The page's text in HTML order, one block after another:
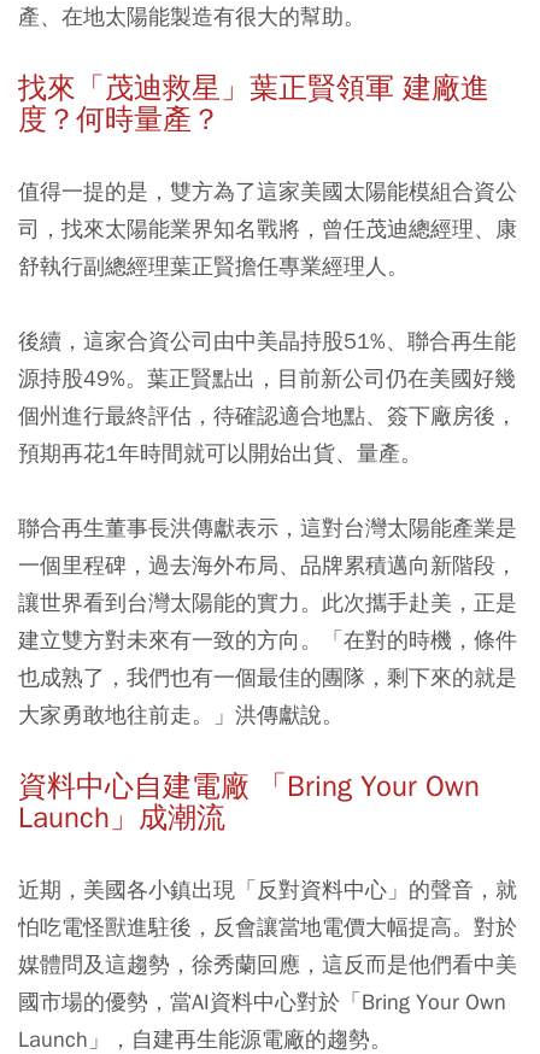
產、在地太陽能製造有很大的幫助。
找來「茂迪救星」葉正賢領軍 建廠進
度？何時量產？
值得一提的是，雙方為了這家美國太陽能模組合資公
司，找來太陽能業界知名戰將，曾任茂迪總經理、康
舒執行副總經理葉正賢擔任專業經理人。
後續，這家合資公司由中美晶持股51%、聯合再生能
源持股49%。葉正賢點出，目前新公司仍在美國好幾
個州進行最終評估，待確認適合地點、簽下廠房後，
預期再花1年時間就可以開始出貨、量產。
聯合再生董事長洪傳獻表示，這對台灣太陽能產業是
一個里程碑，過去海外布局、品牌累積邁向新階段，
讓世界看到台灣太陽能的實力。此次攜手赴美，正是
建立雙方對未來有一致的方向。「在對的時機，條件
也成熟了，我們也有一個最佳的團隊，剩下來的就是
大家勇敢地往前走。」洪傳獻說。
資料中心自建電廠 「Bring Your Own
Launch」成潮流
近期，美國各小鎮出現「反對資料中心」的聲音，就
怕吃電怪獸進駐後，反會讓當地電價大幅提高。對於
媒體問及這趨勢，徐秀蘭回應，這反而是他們看中美
國市場的優勢，當AI資料中心對於「Bring Your Own
Launch」，自建再生能源電廠的趨勢。